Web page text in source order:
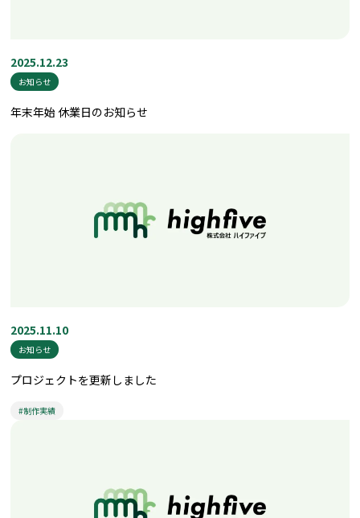
2025.12.23
お知らせ
年末年始 休業日のお知らせ
2025.11.10
お知らせ
プロジェクトを更新しました
#制作実績